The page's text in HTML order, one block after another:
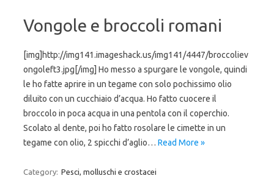
Vongole e broccoli romani
[img]http://img141.imageshack.us/img141/4447/broccoliev
ongoleft3.jpg[/img] Ho messo a spurgare le vongole, quindi
le ho fatte aprire in un tegame con solo pochissimo olio
diluito con un cucchiaio d’acqua. Ho fatto cuocere il
broccolo in poca acqua in una pentola con il coperchio.
Scolato al dente, poi ho fatto rosolare le cimette in un
tegame con olio, 2 spicchi d’aglio… Read More »
Category: Pesci, molluschi e crostacei